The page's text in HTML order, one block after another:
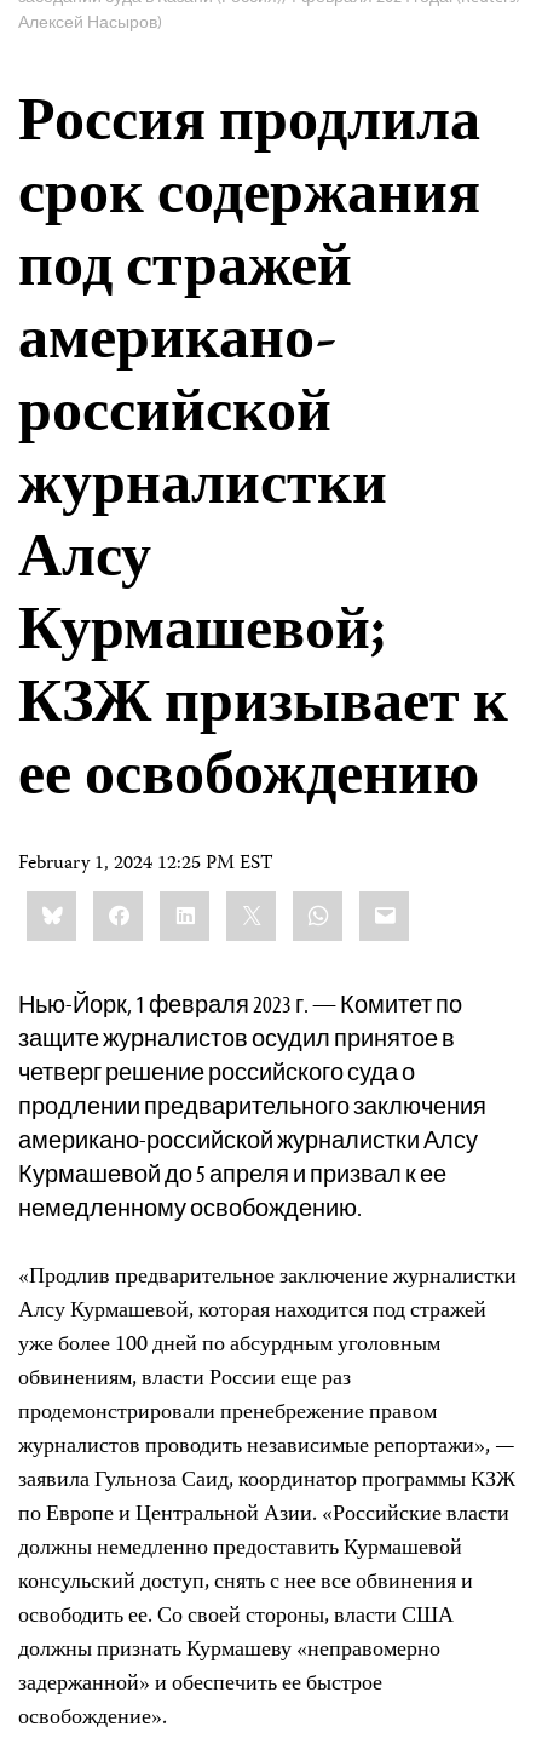
Алексей Насыров)
Россия продлила
срок содержания
под стражей
американо-
российской
журналистки
Алсу
Курмашевой;
КЗЖ призывает к
ее освобождению
February 1, 2024 12:25 PM EST
Share
this:BlueskyFacebookLinkedIn WhatsApp
Email
Нью-Йорк, 1 февраля 2023 г. — Комитет по
защите журналистов осудил принятое в
четверг решение российского суда о
продлении предварительного заключения
американо-российской журналистки Алсу
Курмашевой до 5 апреля и призвал к ее
немедленному освобождению.
«Продлив предварительное заключение журналистки
Алсу Курмашевой, которая находится под стражей
уже более 100 дней по абсурдным уголовным
обвинениям, власти России еще раз
продемонстрировали пренебрежение правом
журналистов проводить независимые репортажи», —
заявила Гульноза Саид, координатор программы КЗЖ
по Европе и Центральной Азии. «Российские власти
должны немедленно предоставить Курмашевой
консульский доступ, снять с нее все обвинения и
освободить ее. Со своей стороны, власти США
должны признать Курмашеву «неправомерно
задержанной» и обеспечить ее быстрое
освобождение».